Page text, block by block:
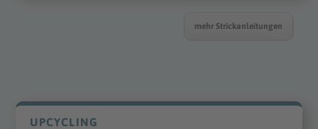
mehr Strickanleitungen
UPCYCLING